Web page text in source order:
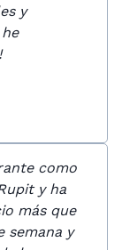
y
como
y ha
más que
semana y